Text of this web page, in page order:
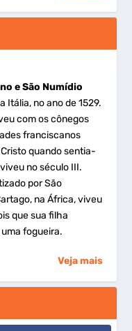
e São Numídio
Itália, no ano de 1529.
com os cônegos
franciscanos
quando sentia-
no século III.
por São
na África, viveu
que sua filha
fogueira.
Veja mais